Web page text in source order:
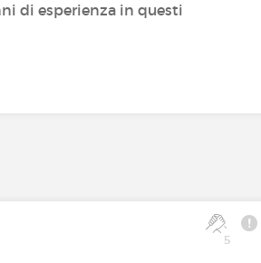
di esperienza in questi
5